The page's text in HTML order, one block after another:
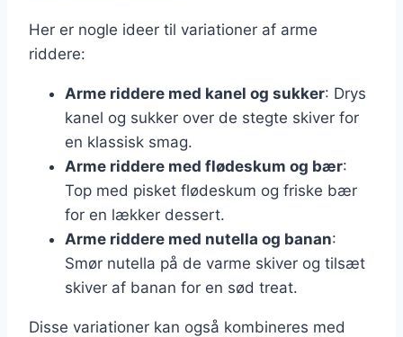
Her er nogle ideer til variationer af arme
riddere:
Arme riddere med kanel og sukker: Drys
kanel og sukker over de stegte skiver for
en klassisk smag.
Arme riddere med flødeskum og bær:
Top med pisket flødeskum og friske bær
for en lækker dessert.
Arme riddere med nutella og banan:
Smør nutella på de varme skiver og tilsæt
skiver af banan for en sød treat.
Disse variationer kan også kombineres med